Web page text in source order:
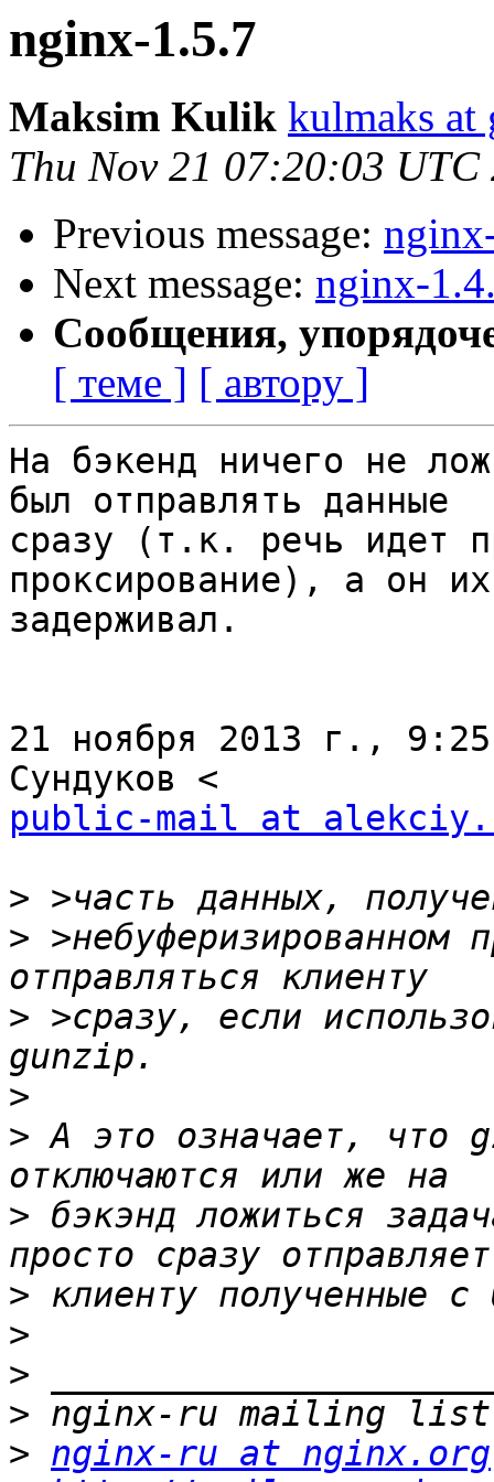
nginx-1.5.7
Maksim Kulik kulmaks at
Thu Nov 21 07:20:03 UTC
Previous message:
Next message: nginx-
Сообщения,
[ теме ] [ автору ]
На бэкенд ничего не
был отправлять данные
сразу (т.к. речь идет
проксирование), а он их
задерживал.
21 ноября 2013 г., 9:25
public-mail at
>
> >небуферизированном
> >сразу, если
>
> А это означает, что
> бэкэнд ложиться
>
>
>
>
> nginx-ru at nginx.org